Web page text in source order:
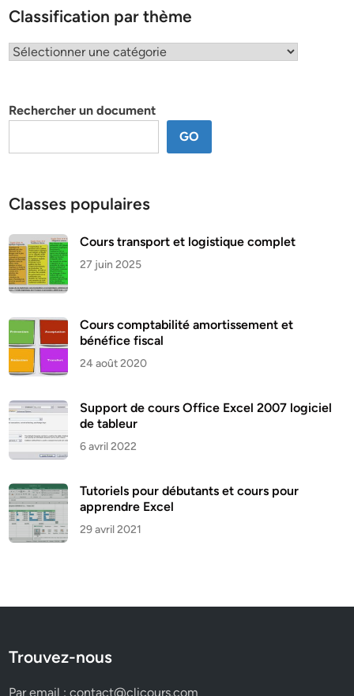
Classification par thème
Classification
Rechercher un document
GO
Classes populaires
Cours transport et logistique complet
27 juin 2025
Cours comptabilité amortissement et
bénéfice fiscal
24 août 2020
Support de cours Office Excel 2007 logiciel
de tableur
6 avril 2022
Tutoriels pour débutants et cours pour
apprendre Excel
29 avril 2021
Trouvez-nous
Par email :contact@clicours.com